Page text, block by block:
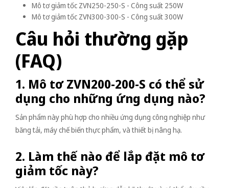
Mô tơ giảm tốc ZVN250-250-S - Công suất 250W
Mô tơ giảm tốc ZVN300-300-S - Công suất 300W
Câu hỏi thường gặp
(FAQ)
1. Mô tơ ZVN200-200-S có thể sử
dụng cho những ứng dụng nào?
Sản phẩm này phù hợp cho nhiều ứng dụng công nghiệp như
băng tải, máy chế biến thực phẩm, và thiết bị nâng hạ.
2. Làm thế nào để lắp đặt mô tơ
giảm tốc này?